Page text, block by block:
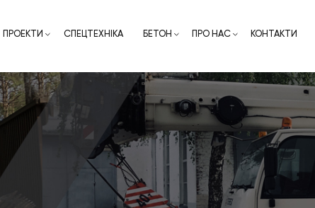
ПРОЕКТИ СПЕЦТЕХНІКА БЕТОН ПРО НАС КОНТАКТИ